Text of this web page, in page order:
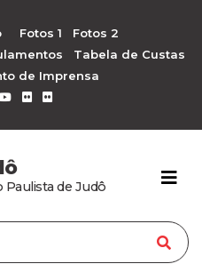
Fotos 1
Fotos 2
Tabela de Custas
de Imprensa
Paulista de Judô